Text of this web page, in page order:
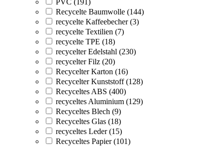
Recycelte Baumwolle (144)
recycelte Kaffeebecher (3)
recycelte Textilien (7)
recycelte TPE (18)
recycelter Edelstahl (230)
recycelter Filz (20)
Recycelter Karton (16)
Recycelter Kunststoff (128)
Recyceltes ABS (400)
recyceltes Aluminium (129)
Recyceltes Blech (9)
Recyceltes Glas (18)
recyceltes Leder (15)
Recyceltes Papier (101)